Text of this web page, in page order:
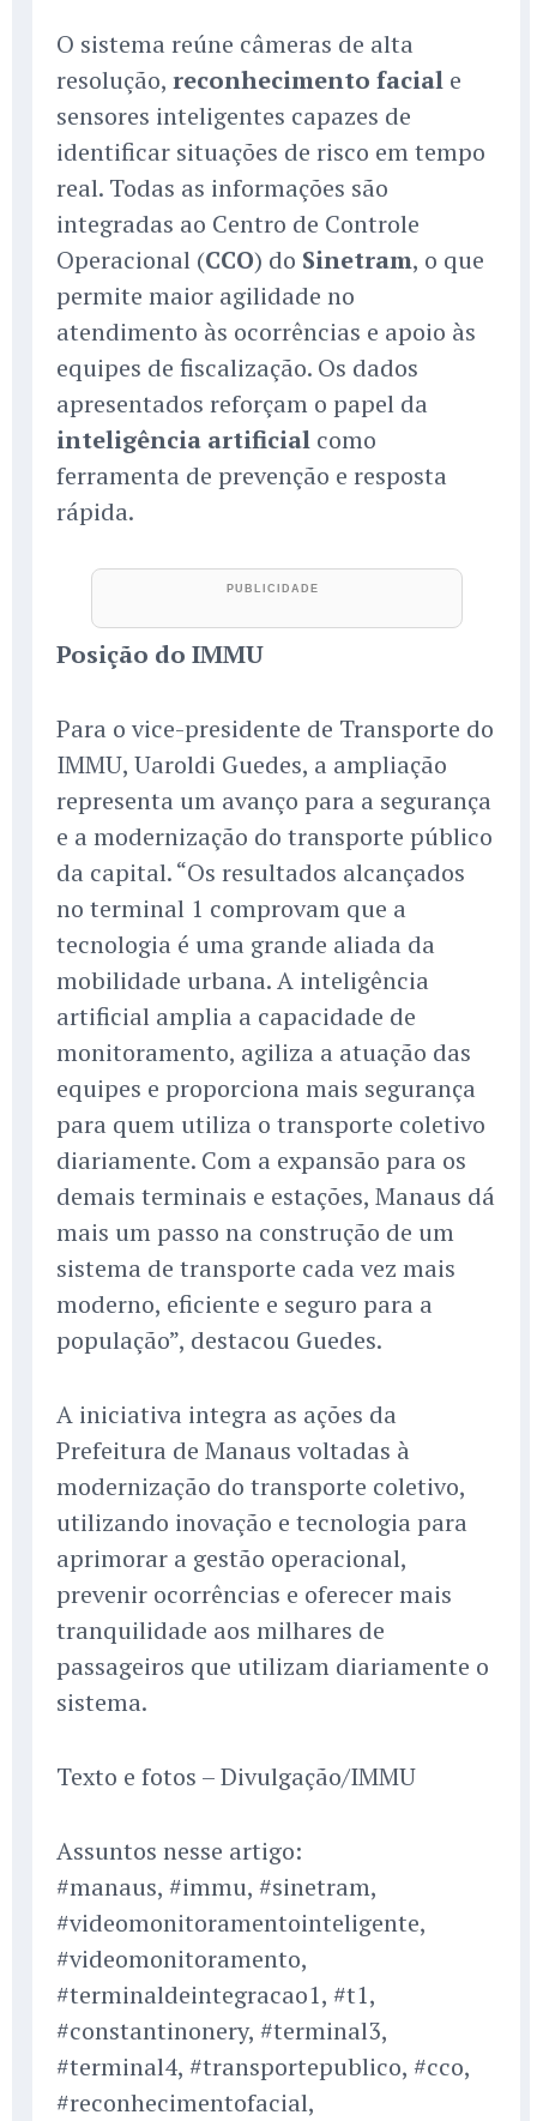
O sistema reúne câmeras de alta
resolução, reconhecimento facial e
sensores inteligentes capazes de
identificar situações de risco em tempo
real. Todas as informações são
integradas ao Centro de Controle
Operacional (CCO) do Sinetram, o que
permite maior agilidade no
atendimento às ocorrências e apoio às
equipes de fiscalização. Os dados
apresentados reforçam o papel da
inteligência artificial como
ferramenta de prevenção e resposta
rápida.
Posição do IMMU
Para o vice-presidente de Transporte do
IMMU, Uaroldi Guedes, a ampliação
representa um avanço para a segurança
e a modernização do transporte público
da capital. “Os resultados alcançados
no terminal 1 comprovam que a
tecnologia é uma grande aliada da
mobilidade urbana. A inteligência
artificial amplia a capacidade de
monitoramento, agiliza a atuação das
equipes e proporciona mais segurança
para quem utiliza o transporte coletivo
diariamente. Com a expansão para os
demais terminais e estações, Manaus dá
mais um passo na construção de um
sistema de transporte cada vez mais
moderno, eficiente e seguro para a
população”, destacou Guedes.
A iniciativa integra as ações da
Prefeitura de Manaus voltadas à
modernização do transporte coletivo,
utilizando inovação e tecnologia para
aprimorar a gestão operacional,
prevenir ocorrências e oferecer mais
tranquilidade aos milhares de
passageiros que utilizam diariamente o
sistema.
Texto e fotos – Divulgação/IMMU
Assuntos nesse artigo:
#manaus, #immu, #sinetram,
#videomonitoramentointeligente,
#videomonitoramento,
#terminaldeintegracao1, #t1,
#constantinonery, #terminal3,
#terminal4, #transportepublico, #cco,
#reconhecimentofacial,